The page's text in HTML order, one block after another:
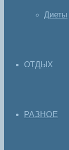
Диеты
ОТДЫХ
РАЗНОЕ